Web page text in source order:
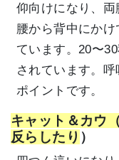
仰向けになり、両
腰から背中にか
ています。20〜
されています。
ポイントです。
キャット＆カウ
反らしたり ）